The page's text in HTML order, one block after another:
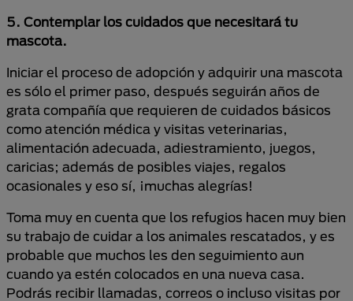
5. Contemplar los cuidados que necesitará tu
mascota.
Iniciar el proceso de adopción y adquirir una mascota
es sólo el primer paso, después seguirán años de
grata compañía que requieren de cuidados básicos
como atención médica y visitas veterinarias,
alimentación adecuada, adiestramiento, juegos,
caricias; además de posibles viajes, regalos
ocasionales y eso sí, ¡muchas alegrías!
Toma muy en cuenta que los refugios hacen muy bien
su trabajo de cuidar a los animales rescatados, y es
probable que muchos les den seguimiento aun
cuando ya estén colocados en una nueva casa.
Podrás recibir llamadas, correos o incluso visitas por